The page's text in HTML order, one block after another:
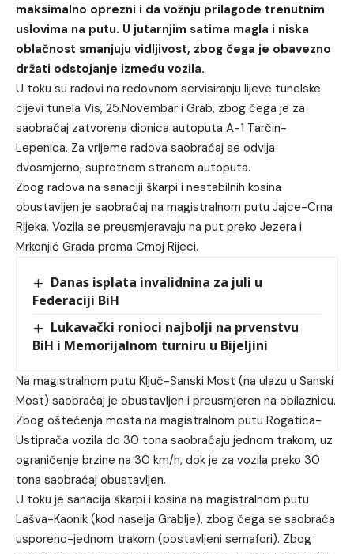
maksimalno oprezni i da vožnju prilagode trenutnim
uslovima na putu. U jutarnjim satima magla i niska
oblačnost smanjuju vidljivost, zbog čega je obavezno
držati odstojanje između vozila.
U toku su radovi na redovnom servisiranju lijeve tunelske
cijevi tunela Vis, 25.Novembar i Grab, zbog čega je za
saobraćaj zatvorena dionica autoputa A-1 Tarčin-
Lepenica. Za vrijeme radova saobraćaj se odvija
dvosmjerno, suprotnom stranom autoputa.
Zbog radova na sanaciji škarpi i nestabilnih kosina
obustavljen je saobraćaj na magistralnom putu Jajce-Crna
Rijeka. Vozila se preusmjeravaju na put preko Jezera i
Mrkonjić Grada prema Crnoj Rijeci.
Danas isplata invalidnina za juli u
Federaciji BiH
Lukavački ronioci najbolji na prvenstvu
BiH i Memorijalnom turniru u Bijeljini
Na magistralnom putu Ključ-Sanski Most (na ulazu u Sanski
Most) saobraćaj je obustavljen i preusmjeren na obilaznicu.
Zbog oštećenja mosta na magistralnom putu Rogatica-
Ustiprača vozila do 30 tona saobraćaju jednom trakom, uz
ograničenje brzine na 30 km/h, dok je za vozila preko 30
tona saobraćaj obustavljen.
U toku je sanacija škarpi i kosina na magistralnom putu
Lašva-Kaonik (kod naselja Grablje), zbog čega se saobraća
usporeno-jednom trakom (postavljeni semafori). Zbog